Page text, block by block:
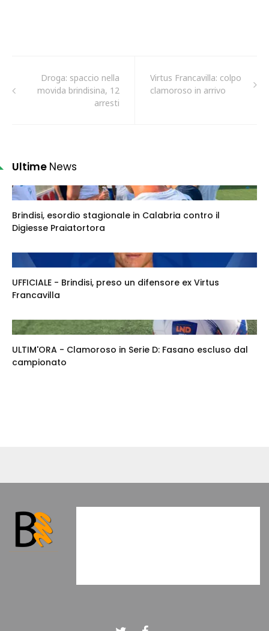
Droga: spaccio nella
movida brindisina, 12
arresti
Virtus Francavilla: colpo
clamoroso in arrivo
Ultime News
Brindisi, esordio stagionale in Calabria contro il
Digiesse Praiatortora
UFFICIALE - Brindisi, preso un difensore ex Virtus
Francavilla
ULTIM'ORA - Clamoroso in Serie D: Fasano escluso dal
campionato